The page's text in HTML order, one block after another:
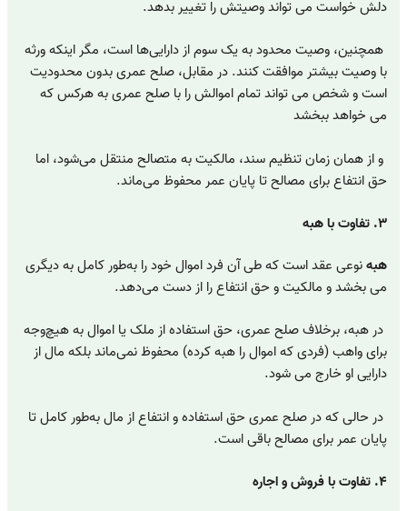
دلش خواست می تواند وصیتش را تغییر بدهد.
همچنین، وصیت محدود به یک سوم از دارایی‌ها است، مگر اینکه ورثه
با وصیت بیشتر موافقت کنند. در مقابل، صلح عمری بدون محدودیت
است و شخص می تواند تمام اموالش را با صلح عمری به هرکس که
می خواهد ببخشد
و از همان زمان تنظیم سند، مالکیت به متصالح منتقل می‌شود، اما
حق انتفاع برای مصالح تا پایان عمر محفوظ می‌ماند.
۳. تفاوت با هبه
هبهنوعی عقد است که طی آن فرد اموال خود را به‌طور کامل به دیگری
می بخشد و مالکیت و حق انتفاع را از دست می‌دهد.
در هبه، برخلاف صلح عمری، حق استفاده از ملک یا اموال به هیچ‌وجه
برای واهب (فردی که اموال را هبه کرده) محفوظ نمی‌ماند بلکه مال از
دارایی او خارج می شود.
در حالی که در صلح عمری حق استفاده و انتفاع از مال به‌طور کامل تا
پایان عمر برای مصالح باقی است.
۴. تفاوت با فروش و اجاره